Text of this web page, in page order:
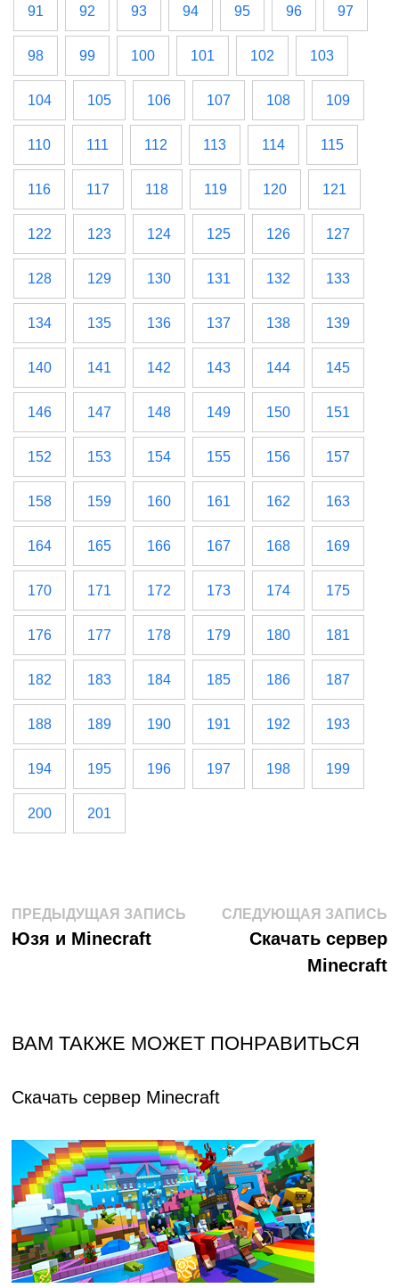
91 92 93 94 95 96 97
98 99 100 101 102 103
104 105 106 107 108 109
110 111 112 113 114 115
116 117 118 119 120 121
122 123 124 125 126 127
128 129 130 131 132 133
134 135 136 137 138 139
140 141 142 143 144 145
146 147 148 149 150 151
152 153 154 155 156 157
158 159 160 161 162 163
164 165 166 167 168 169
170 171 172 173 174 175
176 177 178 179 180 181
182 183 184 185 186 187
188 189 190 191 192 193
194 195 196 197 198 199
200 201
Навигация
по
ПРЕДЫДУЩАЯ ЗАПИСЬ Предыдущая
Юзя и Minecraft
СЛЕДУЮЩАЯ ЗАПИСЬ
Скачать сервер
Minecraft
ВАМ ТАКЖЕ МОЖЕТ ПОНРАВИТЬСЯ
Скачать сервер Minecraft